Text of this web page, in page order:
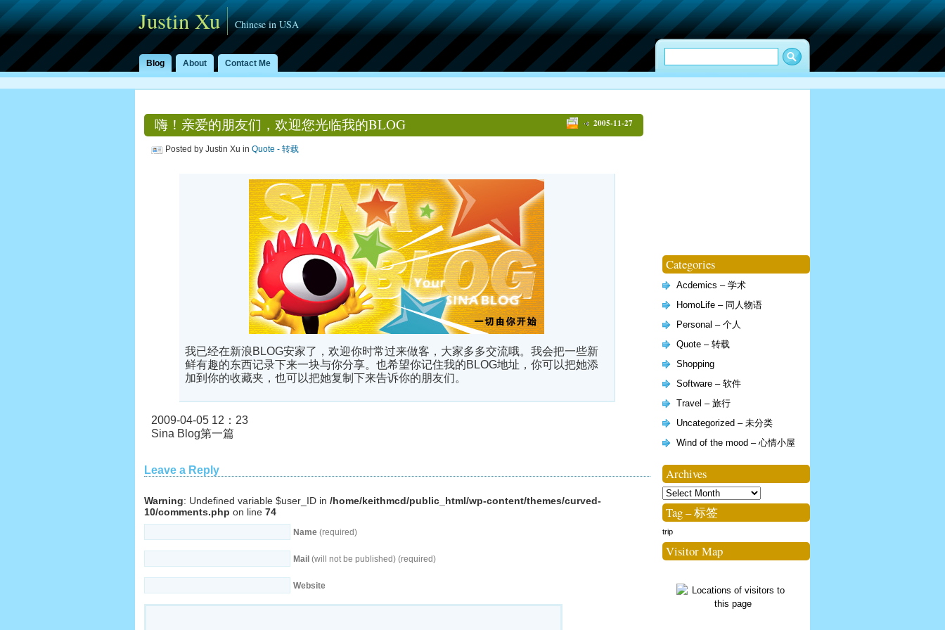
Justin Xu Chinese in USA
Blog About Contact Me
2005-11-27
嗨！亲爱的朋友们，欢迎您光临我的BLOG
Posted by Justin Xu in Quote - 转载
我已经在新浪BLOG安家了，欢迎你时常过来做客，大家多多交流哦。我会把一些新
鲜有趣的东西记录下来一块与你分享。也希望你记住我的BLOG地址，你可以把她添
加到你的收藏夹，也可以把她复制下来告诉你的朋友们。
2009-04-05 12：23
Sina Blog第一篇
Leave a Reply
Warning: Undefined variable $user_ID in /home/keithmcd/public_html/wp-content/themes/curved-
10/comments.php on line 74
Name (required)
Mail (will not be published) (required)
Website
Categories
Acdemics – 学术
HomoLife – 同人物语
Personal – 个人
Quote – 转载
Shopping
Software – 软件
Travel – 旅行
Uncategorized – 未分类
Wind of the mood – 心情小屋
Archives
Archives
Tag – 标签
trip
Visitor Map